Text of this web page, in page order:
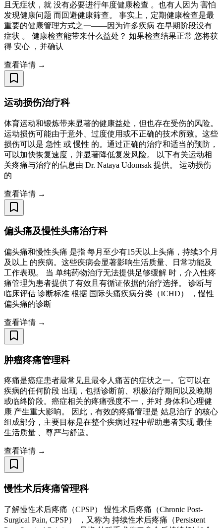
且无症状，就 没有必要进行年度健康检查 。也有人因为 害怕
发现健康问题 而回避健康筛查。 事实上，定期健康检查是最
重要的健康管理方式之一——因为许多疾病 在早期阶段没有
症状 。 健康检查能带来什么益处？ 如果检查结果正常 您将获
得 安心 ，并确认
查看详情 →
运动损伤治疗科
体育运动和锻炼带来显著的健康益处，但也存在受伤的风险。
运动损伤可能由于意外、过度使用或不正确的技术所致。这些
损伤可以是 急性 或 慢性 的。通过正确的治疗和适当的预防，
可以加快恢复速度，并显著降低复发风险。 以下有关运动相
关疼痛与治疗的信息由 Dr. Nataya Udomsak 提供。 运动损伤
的
查看详情 →
偏头痛及慢性头痛治疗科
偏头痛和慢性头痛 是指 每月至少有15天以上头痛，持续3个月
及以上 的疾病。这些疾病会显著影响生活质量、日常功能及
工作表现。 当 单纯药物治疗无法提供足够缓解 时，介入性疼
痛管理为患者提供了有效且有循证依据的治疗选择。 诊断与
临床评估 诊断标准 根据 国际头痛疾病分类（ICHD） ，慢性
偏头痛的诊断
查看详情 →
肿瘤疼痛管理科
疼痛是癌症患者最常见且最令人痛苦的症状之一。它可以在
疾病的任何阶段 出现，包括诊断前、积极治疗期间以及晚期
或临终阶段。癌症相关的疼痛强度不一，并对 身体和心理健
康 产生重大影响。 因此，有效的疼痛管理是 姑息治疗 的核心
组成部分，主要目标是在整个疾病过程中帮助患者实现 最佳
生活质量 、尊严与舒适。
查看详情 →
慢性术后疼痛管理科
了解慢性术后疼痛（CPSP） 慢性术后疼痛（Chronic Post-
Surgical Pain, CPSP） ，又称为 持续性术后疼痛（Persistent